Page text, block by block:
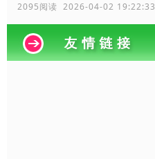
2095阅读 2026-04-02 19:22:33